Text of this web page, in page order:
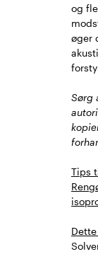
og
øger
Sørg
Tips